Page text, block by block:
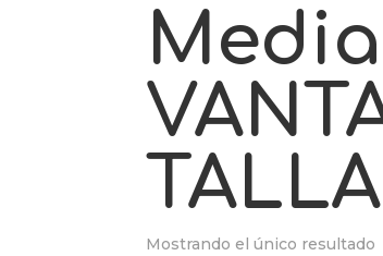
Mostrando el único resultado